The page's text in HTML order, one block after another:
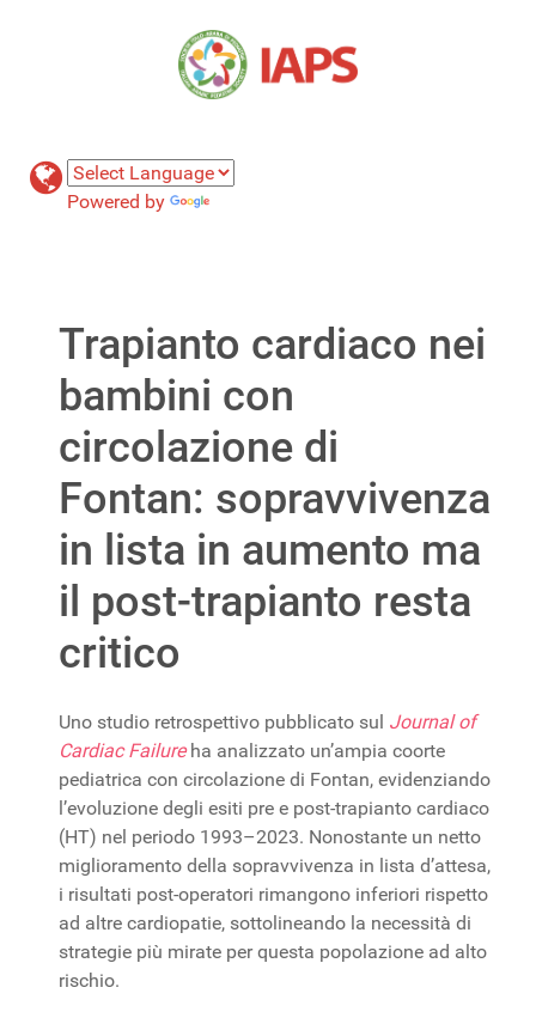
Powered by
Trapianto cardiaco nei
bambini con
circolazione di
Fontan: sopravvivenza
in lista in aumento ma
il post-trapianto resta
critico
Uno studio retrospettivo pubblicato sul Journal of
Cardiac Failureha analizzato un’ampia coorte
pediatrica con circolazione di Fontan, evidenziando
l’evoluzione degli esiti pre e post-trapianto cardiaco
(HT) nel periodo 1993–2023. Nonostante un netto
miglioramento della sopravvivenza in lista d’attesa,
i risultati post-operatori rimangono inferiori rispetto
ad altre cardiopatie, sottolineando la necessità di
strategie più mirate per questa popolazione ad alto
rischio.